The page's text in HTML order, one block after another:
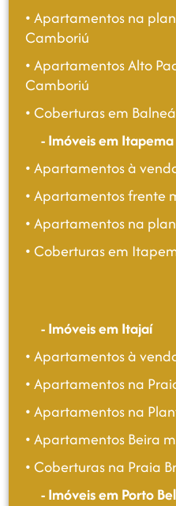
Por exemplo, temos
hoje na região com
R$1800,00
entrada de
Mas é comum que a
valor total, com o
entrega das
O que se paga
reforços anuais e,
devedor na entrega
feito um
as chaves ou um
com a
Além disso, há
escritura, registro do
• Apartamentos na
Camboriú
• Apartamentos Alto
Camboriú
• Coberturas em
- Imóveis em Itapema
• Apartamentos à
• Apartamentos frente
• Apartamentos na
• Coberturas em
- Imóveis em Itajaí
• Apartamentos à
• Apartamentos na
• Apartamentos na
• Apartamentos Beira
• Coberturas na Praia
- Imóveis em Porto